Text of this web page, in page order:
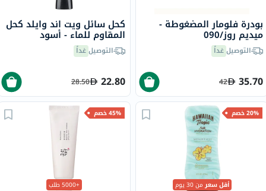
بودرة فلومار المضغوطة -
ميديم روز/090
التوصيلغداً
35.70
42
كحل سائل ويت اند وايلد كحل
المقاوم للماء - أسود
التوصيلغداً
22.80
28.50
20% خصم
أقل سعرمن 30 يوم
45% خصم
+5000 طلب